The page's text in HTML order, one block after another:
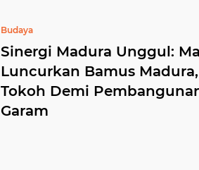
Budaya
Sinergi Madura Unggul:
Luncurkan Bamus
Tokoh Demi
Garam